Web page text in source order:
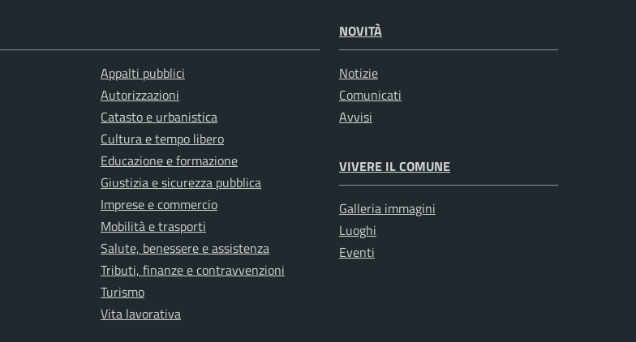
Appalti pubblici
Autorizzazioni
Catasto e urbanistica
Cultura e tempo libero
Educazione e formazione
Giustizia e sicurezza pubblica
Imprese e commercio
Mobilità e trasporti
Salute, benessere e assistenza
Tributi, finanze e contravvenzioni
Turismo
Vita lavorativa
NOVITÀ
Notizie
Comunicati
Avvisi
VIVERE IL COMUNE
Galleria immagini
Luoghi
Eventi